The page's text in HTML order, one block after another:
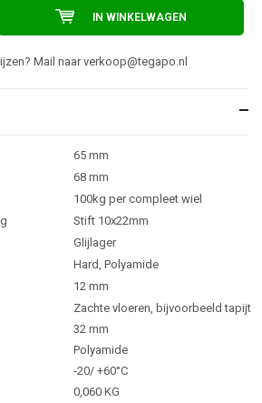
IN WINKELWAGEN
Mail naarverkoop@tegapo.nl
65 mm
68 mm
100kg per compleet wiel
Stift 10x22mm
Glijlager
Hard, Polyamide
12 mm
Zachte vloeren, bijvoorbeeld tapijt
32 mm
Polyamide
-20/ +60°C
0,060 KG